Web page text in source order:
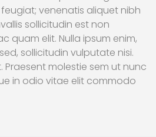
venenatis aliquet nibh
sollicitudin est non
quam elit. Nulla ipsum enim,
sollicitudin vulputate nisi.
molestie sem ut nunc
in odio vitae elit commodo